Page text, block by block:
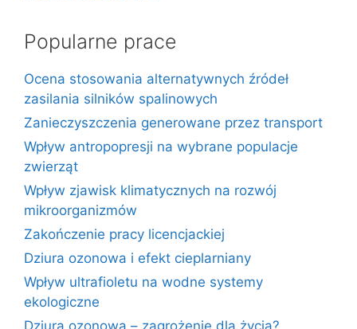
Popularne prace
Ocena stosowania alternatywnych źródeł
zasilania silników spalinowych
Zanieczyszczenia generowane przez transport
Wpływ antropopresji na wybrane populacje
zwierząt
Wpływ zjawisk klimatycznych na rozwój
mikroorganizmów
Zakończenie pracy licencjackiej
Dziura ozonowa i efekt cieplarniany
Wpływ ultrafioletu na wodne systemy
ekologiczne
Dziura ozonowa – zagrożenie dla życia?